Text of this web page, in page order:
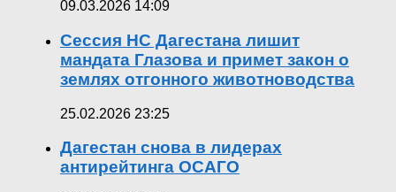
09.03.2026 14:09
Сессия НС Дагестана лишит
мандата Глазова и примет закон о
землях отгонного животноводства
25.02.2026 23:25
Дагестан снова в лидерах
антирейтинга ОСАГО